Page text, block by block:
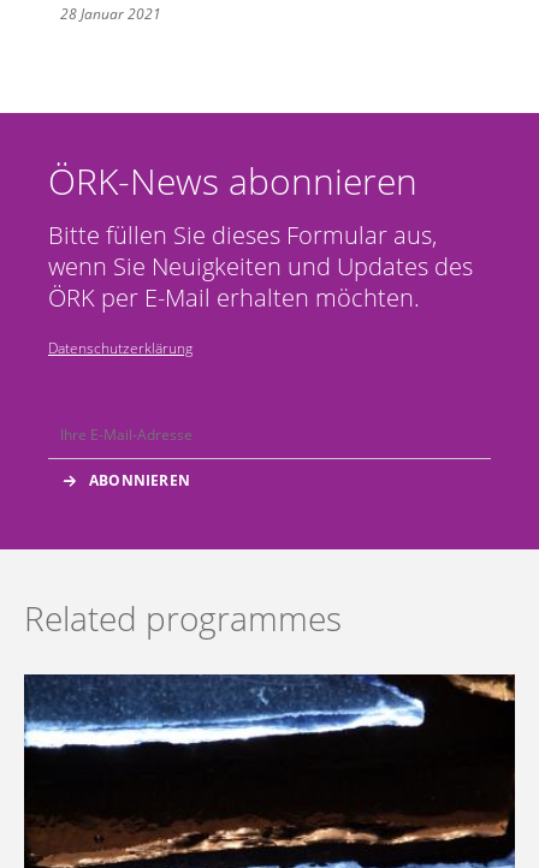
28 Januar 2021
ÖRK-News abonnieren
Bitte füllen Sie dieses Formular aus,
wenn Sie Neuigkeiten und Updates des
ÖRK per E-Mail erhalten möchten.
Datenschutzerklärung
Related programmes